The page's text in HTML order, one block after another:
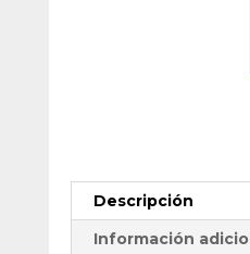
Descripción
Información